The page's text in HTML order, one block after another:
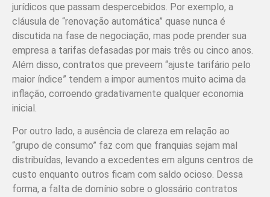
jurídicos que passam despercebidos. Por exemplo, a
cláusula de “renovação automática” quase nunca é
discutida na fase de negociação, mas pode prender sua
empresa a tarifas defasadas por mais três ou cinco anos.
Além disso, contratos que preveem “ajuste tarifário pelo
maior índice” tendem a impor aumentos muito acima da
inflação, corroendo gradativamente qualquer economia
inicial.
Por outro lado, a ausência de clareza em relação ao
“grupo de consumo” faz com que franquias sejam mal
distribuídas, levando a excedentes em alguns centros de
custo enquanto outros ficam com saldo ocioso. Dessa
forma, a falta de domínio sobre o glossário contratos